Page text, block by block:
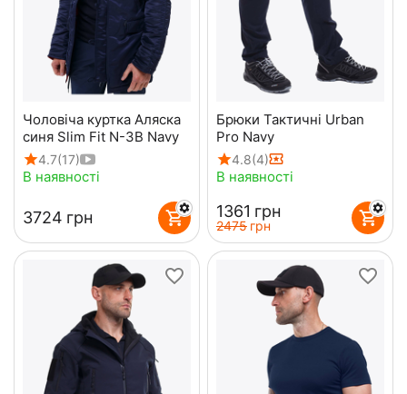
Чоловіча куртка Аляска
синя Slim Fit N-3B Navy
4.7(17)
В наявності
‍3724‍ грн
Брюки Тактичні Urban
Pro Navy
4.8(4)
В наявності
‍1361‍ грн
‍2475‍ грн